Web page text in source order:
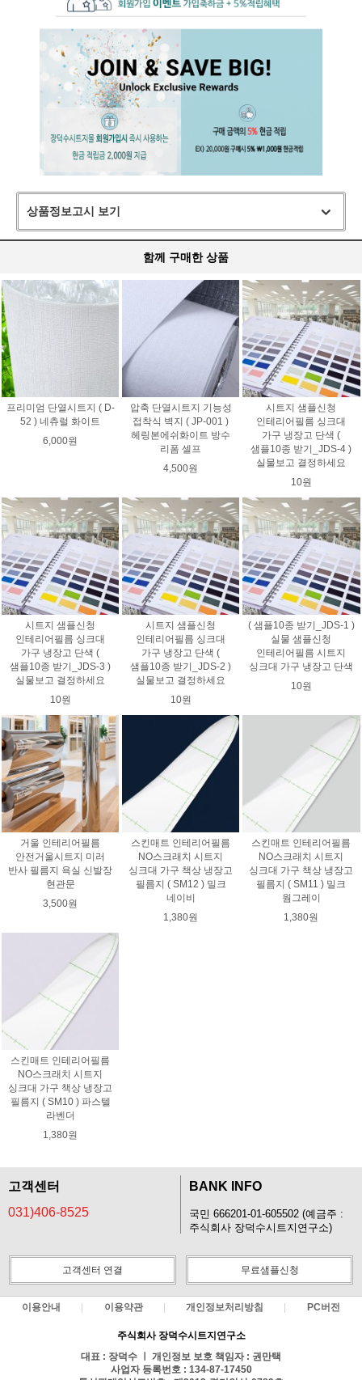
상품정보고시 보기
함께 구매한 상품
프리미엄 단열시트지 ( D-
52 ) 네츄럴 화이트
6,000원
압축 단열시트지 기능성
접착식 벽지 ( JP-001 )
헤링본에쉬화이트 방수
리폼 셀프
4,500원
시트지 샘플신청
인테리어필름 싱크대
가구 냉장고 단색 (
샘플10종 받기_JDS-4 )
실물보고 결정하세요
10원
시트지 샘플신청
인테리어필름 싱크대
가구 냉장고 단색 (
샘플10종 받기_JDS-3 )
실물보고 결정하세요
10원
시트지 샘플신청
인테리어필름 싱크대
가구 냉장고 단색 (
샘플10종 받기_JDS-2 )
실물보고 결정하세요
10원
( 샘플10종 받기_JDS-1 )
실물 샘플신청
인테리어필름 시트지
싱크대 가구 냉장고 단색
10원
거울 인테리어필름
안전거울시트지 미러
반사 필름지 욕실 신발장
현관문
3,500원
스킨매트 인테리어필름
NO스크래치 시트지
싱크대 가구 책상 냉장고
필름지 ( SM12 ) 밀크
네이비
1,380원
스킨매트 인테리어필름
NO스크래치 시트지
싱크대 가구 책상 냉장고
필름지 ( SM11 ) 밀크
웜그레이
1,380원
스킨매트 인테리어필름
NO스크래치 시트지
싱크대 가구 책상 냉장고
필름지 ( SM10 ) 파스텔
라벤더
1,380원
고객센터
031)406-8525
BANK INFO
국민 666201-01-605502 (예금주 :
주식회사 장덕수시트지연구소)
고객센터 연결 무료샘플신청
이용안내 이용약관 개인정보처리방침 PC버전
주식회사 장덕수시트지연구소
대표 : 장덕수 ㅣ 개인정보 보호 책임자 : 권만택
사업자 등록번호 : 134-87-17450